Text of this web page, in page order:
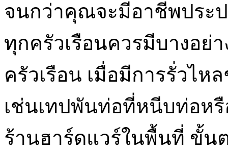
จนกว่าคุณจะมีอาชีพประ
ทุกครัวเรือนควรมีบางอ
ครัวเรือน เมื่อมีการรั่วไ
เช่นเทปพันท่อที่หนีบท่อห
ร้านฮาร์ดแวร์ในพื้นที่ ขั้น